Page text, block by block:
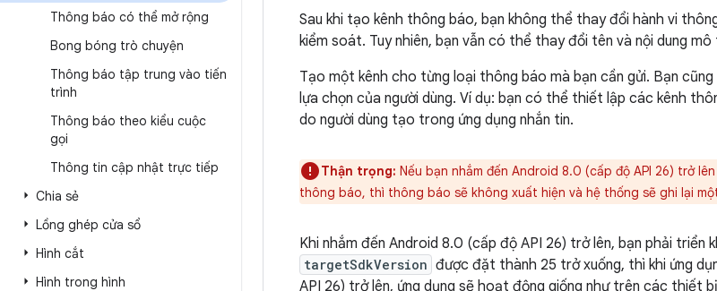
Thông báo có thể mở rộng
Bong bóng trò chuyện
Thông báo tập trung vào tiến
trình
Thông báo theo kiểu cuộc
gọi
Thông tin cập nhật trực tiếp
Chia sẻ
Lồng ghép cửa sổ
Hình cắt
Hình trong hình
Sau khi tạo kênh thông báo, bạn không thể thay đổi hành vi
kiểm soát. Tuy nhiên, bạn vẫn có thể thay đổi tên và nội dung mô
Tạo một kênh cho từng loại thông báo mà bạn cần gửi. Bạn
lựa chọn của người dùng. Ví dụ: bạn có thể thiết lập các kênh
do người dùng tạo trong ứng dụng nhắn tin.
Thận trọng: Nếu bạn nhắm đến Android 8.0 (cấp độ API 26) trở
thông báo, thì thông báo sẽ không xuất hiện và hệ thống sẽ ghi lại
Khi nhắm đến Android 8.0 (cấp độ API 26) trở lên, bạn phải triển
targetSdkVersion được đặt thành 25 trở xuống, thì khi ứng
API 26) trở lên, ứng dụng sẽ hoạt động giống như trên các thiết